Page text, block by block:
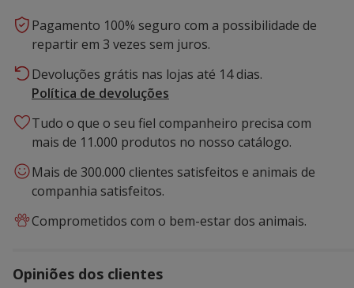
Pagamento 100% seguro com a possibilidade de
repartir em 3 vezes sem juros.
Devoluções grátis nas lojas até 14 dias.
Política de devoluções
Tudo o que o seu fiel companheiro precisa com
mais de 11.000 produtos no nosso catálogo.
Mais de 300.000 clientes satisfeitos e animais de
companhia satisfeitos.
Comprometidos com o bem-estar dos animais.
Opiniões dos clientes